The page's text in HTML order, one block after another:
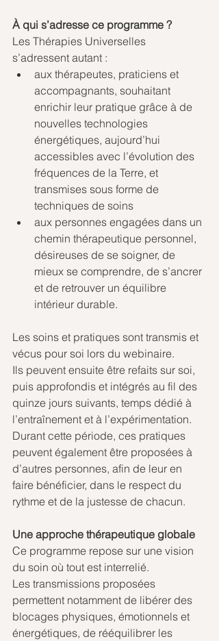
À qui s’adresse ce programme ?
Les Thérapies Universelles
s’adressent autant :
aux thérapeutes, praticiens et
accompagnants, souhaitant
enrichir leur pratique grâce à de
nouvelles technologies
énergétiques, aujourd’hui
accessibles avec l’évolution des
fréquences de la Terre, et
transmises sous forme de
techniques de soins
aux personnes engagées dans un
chemin thérapeutique personnel,
désireuses de se soigner, de
mieux se comprendre, de s’ancrer
et de retrouver un équilibre
intérieur durable.
Les soins et pratiques sont transmis et
vécus pour soi lors du webinaire.
Ils peuvent ensuite être refaits sur soi,
puis approfondis et intégrés au fil des
quinze jours suivants, temps dédié à
l’entraînement et à l’expérimentation.
Durant cette période, ces pratiques
peuvent également être proposées à
d’autres personnes, afin de leur en
faire bénéficier, dans le respect du
rythme et de la justesse de chacun.
Une approche thérapeutique globale
Ce programme repose sur une vision
du soin où tout est interrelié.
Les transmissions proposées
permettent notamment de libérer des
blocages physiques, émotionnels et
énergétiques, de rééquilibrer les